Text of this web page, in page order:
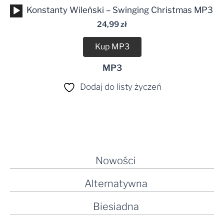
Nowości
Alternatywna
Biesiadna
Odtwarzacz
plików
Konstanty Wileński – Swinging Christmas MP3
24,99zł
Kup MP3
MP3
Dodaj do listy życzeń